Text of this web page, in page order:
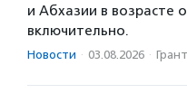
и Абхазии в возрасте
включительно.
Новости · 03.08.2026 ·